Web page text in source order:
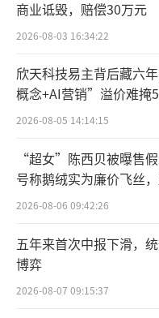
创新传承
石药集团的创
信号也是从子公司
尽管初期表现平平
突起，股价一度连
获资本界不少关注
不可没。
商业诋毁，赔偿30万元
2026-08-03 16:34:22
欣天科技易主背后藏六
概念+AI营销”溢价难掩
验
2026-08-05 14:14:15
“超女”陈西贝被曝售
号称鹅绒实为廉价飞丝
百万元
2026-08-06 09:42:26
五年来首次中报下滑，
博弈
2026-08-07 09:15:37